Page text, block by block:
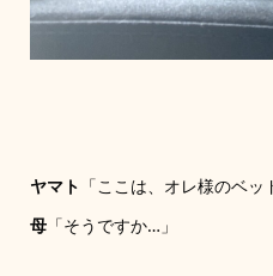
ヤマト 「ここは、オレ様のベッ
母「そうですか…」